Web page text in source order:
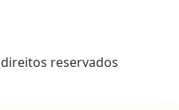
reservados